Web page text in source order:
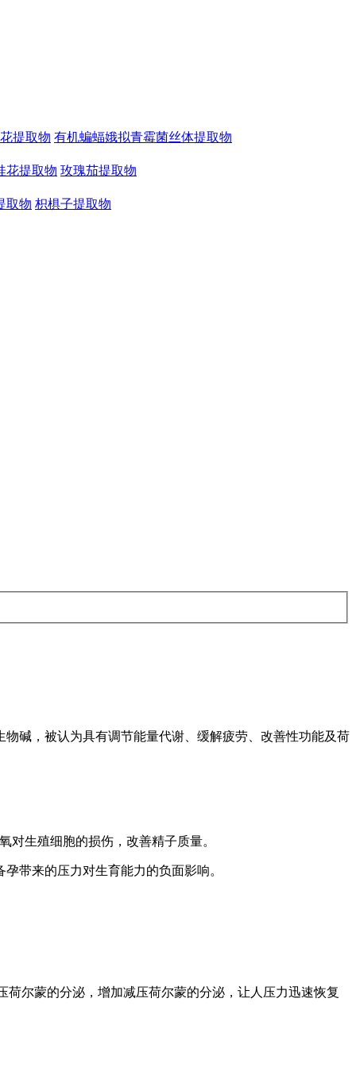
提取物 有机蝙蝠娥拟青霉菌丝体提取物
花提取物 玫瑰茄提取物
取物 枳椇子提取物
碱，被认为具有调节能量代谢、缓解疲劳、改善性功能及荷
对生殖细胞的损伤，改善精子质量。
带来的压力对生育能力的负面影响。
尔蒙的分泌，增加减压荷尔蒙的分泌，让人压力迅速恢复